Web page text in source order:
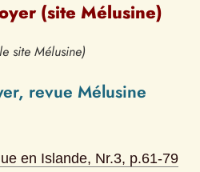
(site Mélusine)
site Mélusine)
revue Mélusine
en Islande, Nr.3, p.61-79